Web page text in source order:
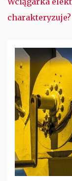
charakteryzuje?